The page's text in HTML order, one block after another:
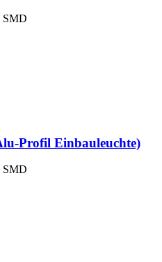
SMD
Profil Einbauleuchte)
SMD